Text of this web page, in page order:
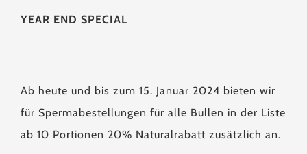
YEAR END SPECIAL
Ab heute und bis zum 15. Januar 2024 bieten wir
für Spermabestellungen für alle Bullen in der Liste
ab 10 Portionen 20% Naturalrabatt zusätzlich an.